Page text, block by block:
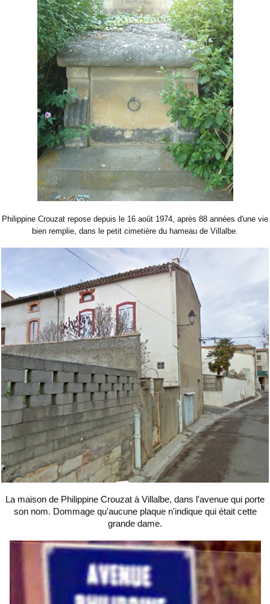
Philippine Crouzat repose depuis le 16 août 1974, après 88 années d'une vie
bien remplie, dans le petit cimetière du hameau de Villalbe.
La maison de Philippine Crouzat à Villalbe, dans l'avenue qui porte
son nom. Dommage qu'aucune plaque n'indique qui était cette
grande dame.